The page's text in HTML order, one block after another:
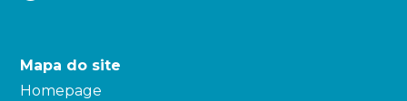
Mapa do site
Homepage